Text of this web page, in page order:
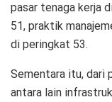
pasar tenaga kerja
51, praktik
di peringkat 53.
Sementara itu, dari
antara lain